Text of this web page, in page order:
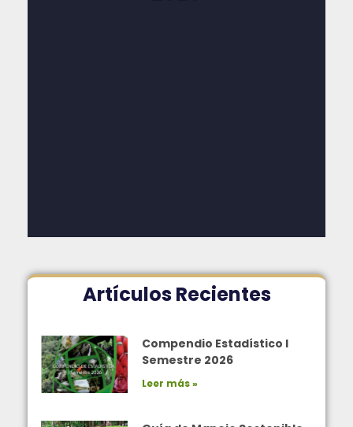
Artículos Recientes
Compendio Estadístico I
Semestre 2026
Leer más »